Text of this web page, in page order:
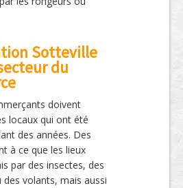
Sotteville
du
doivent
locaux qui ont été
des années. Des
à ce que les lieux
par des insectes, des
volants, mais aussi